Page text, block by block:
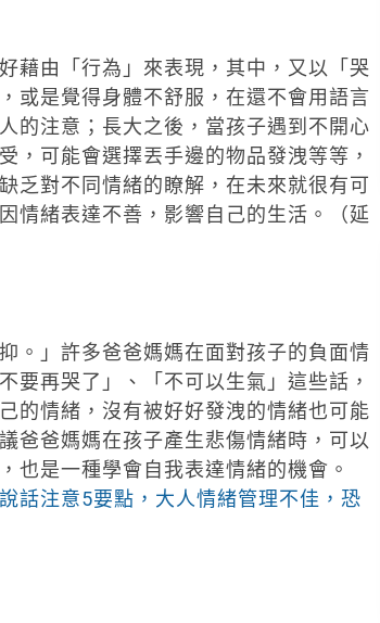
藉由「行為」來表現，其中，又以「哭
或是覺得身體不舒服，在還不會用語言
的注意；長大之後，當孩子遇到不開心
，可能會選擇丟手邊的物品發洩等等，
乏對不同情緒的瞭解，在未來就很有可
情緒表達不善，影響自己的生活。（延
。」許多爸爸媽媽在面對孩子的負面情
要再哭了」、「不可以生氣」這些話，
的情緒，沒有被好好發洩的情緒也可能
爸爸媽媽在孩子產生悲傷情緒時，可以
也是一種學會自我表達情緒的機會。
話注意5要點，大人情緒管理不佳，恐